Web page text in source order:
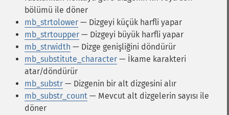
bölümü ile döner
mb_strtolower — Dizgeyi küçük harfli yapar
mb_strtoupper — Dizgeyi büyük harfli yapar
mb_strwidth — Dizge genişliğini döndürür
mb_substitute_character — İkame karakteri
atar/döndürür
mb_substr — Dizgenin bir alt dizgesini alır
mb_substr_count — Mevcut alt dizgelerin sayısı ile
döner